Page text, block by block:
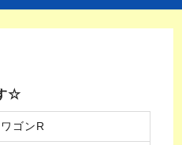
☆
ワゴンR